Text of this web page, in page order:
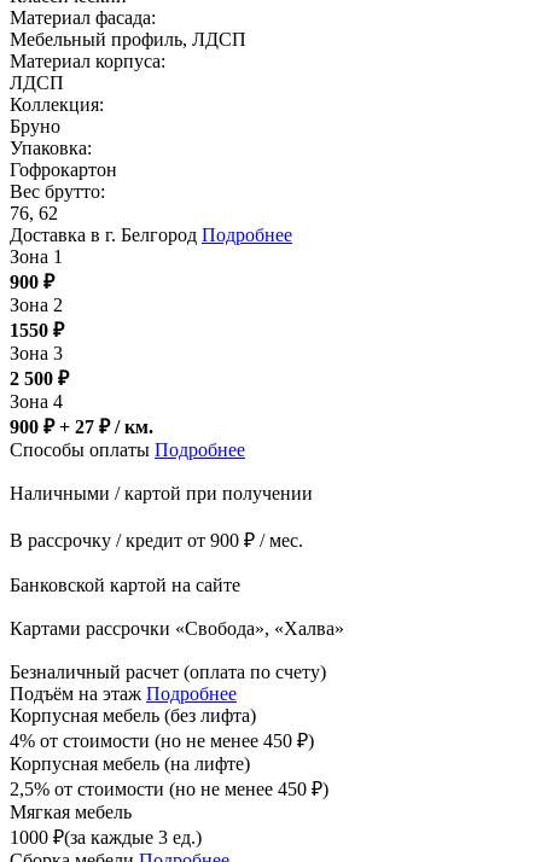
Материал фасада:
Мебельный профиль, ЛДСП
Материал корпуса:
ЛДСП
Коллекция:
Бруно
Упаковка:
Гофрокартон
Вес брутто:
76, 62
Доставка в г. Белгород Подробнее
Зона 1
900 ₽
Зона 2
1550 ₽
Зона 3
2 500 ₽
Зона 4
900 ₽ + 27 ₽/ км.
Способы оплаты Подробнее
Наличными / картой при получении
В рассрочку / кредит от 900 ₽ / мес.
Банковской картой на сайте
Картами рассрочки «Свобода», «Халва»
Безналичный расчет (оплата по счету)
Подъём на этаж Подробнее
Корпусная мебель (без лифта)
4% от стоимости (но не менее 450 ₽)
Корпусная мебель (на лифте)
2,5% от стоимости (но не менее 450 ₽)
Мягкая мебель
1000 ₽(за каждые 3 ед.)